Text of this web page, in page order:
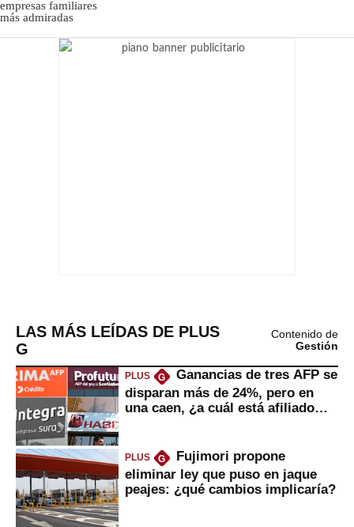
LAS MÁS LEÍDAS DE PLUS
G
Contenido de
Gestión
PLUS G
Ganancias de tres AFP se
disparan más de 24%, pero en
una caen, ¿a cuál está afiliado
PLUS G
Fujimori propone
eliminar ley que puso en jaque
peajes: ¿qué cambios implicaría?